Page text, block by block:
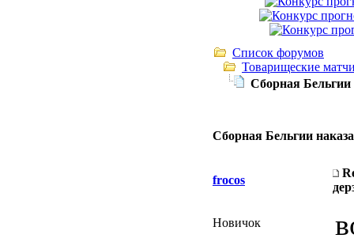
Список форумов
Товарищеские
Сборная Бельгии
Сборная Бельгии
frocos
Новичок